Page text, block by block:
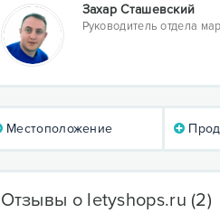
Захар Сташевский
Руководитель отдела
Местоположение
Отзывы о letyshops.ru (2)